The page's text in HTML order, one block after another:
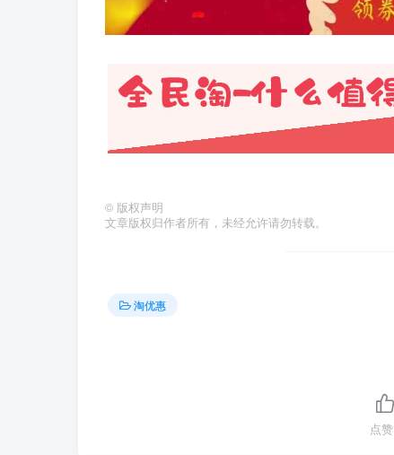
© 版权声明
文章版权归作者所有，未经允许请勿转载。
淘优惠
点赞